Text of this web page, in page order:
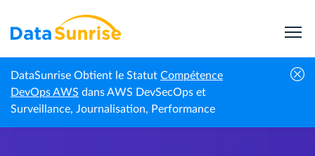
DataSunrise Obtient le Statut Compétence
DevOps AWS dans AWS DevSecOps et
Surveillance, Journalisation, Performance
Accueil
Centre de
connaissances
Stratégies de protection des données dans les
environnements GenAI et LLM